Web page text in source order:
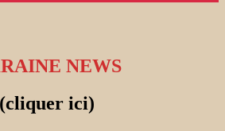
NEWS
(cliquer ici)